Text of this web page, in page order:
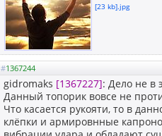
[23 kb].jpg
#1367244
gidromaks [1367227]: Дело не в
Данный топорик вовсе не
Что касается рукояти, то в
клёпки и армировнные